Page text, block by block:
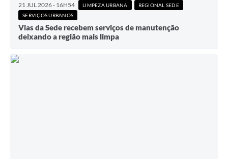
21 JUL 2026 - 16H54 LIMPEZA URBANA
REGIONAL SEDE
SERVIÇOS URBANOS
Vias da Sede recebem serviços de manutenção
deixando a região mais limpa